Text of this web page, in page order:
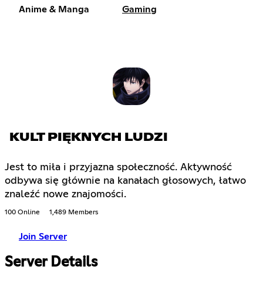
Anime & Manga Gaming
KULT PIĘKNYCH LUDZI
Jest to miła i przyjazna społeczność. Aktywność
odbywa się głównie na kanałach głosowych, łatwo
znaleźć nowe znajomości.
100 Online 1,489 Members
Join Server
Server Details